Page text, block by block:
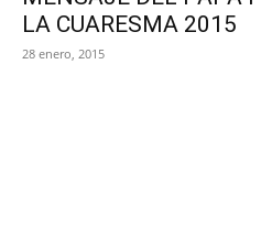
LA CUARESMA 2015
28 enero, 2015